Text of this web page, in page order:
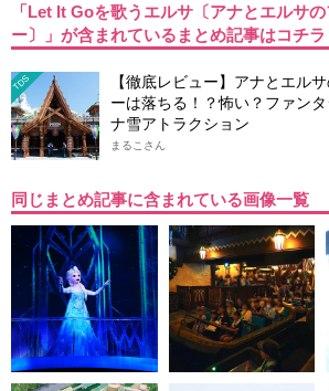
「Let It Goを歌うエルサ〔アナとエルサ
ー〕」が含まれているまとめ記事はコチラ
TDS
【徹底レビュー】アナとエル
ーは落ちる！？怖い？ファン
ナ雪アトラクション
まるこさん
同じまとめ記事に含まれている画像一覧